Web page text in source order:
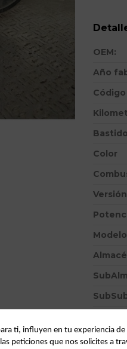
OEM:
Año
Color
Versión
Modelo
ID:
Fecha
ti, influyen en tu experiencia
peticiones que nos solicites a